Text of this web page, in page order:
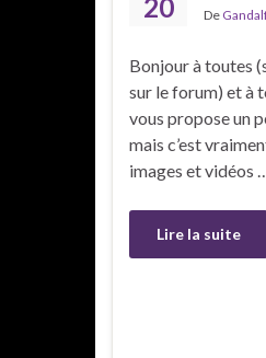
20 De
Bonjour à toutes
sur le forum) et à
vous propose un
mais c’est
images et vidéos
Lire la suite